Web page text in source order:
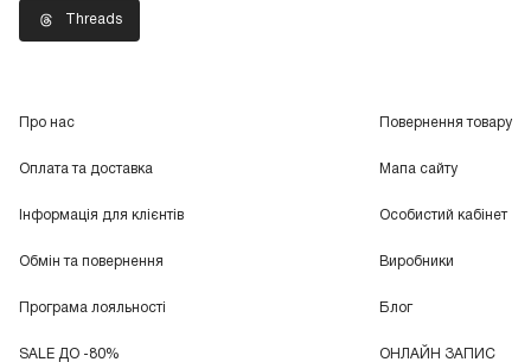
Threads
Про нас
Оплата та доставка
Інформація для клієнтів
Обмін та повернення
Програма лояльності
SALE ДО -80%
Повернення товару
Мапа сайту
Особистий кабінет
Виробники
Блог
ОНЛАЙН ЗАПИС